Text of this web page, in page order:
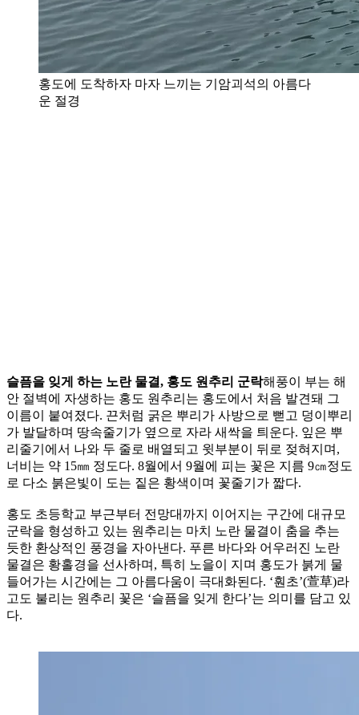
홍도에 도착하자 마자 느끼는 기암괴석의 아름다
운 절경
슬픔을 잊게 하는 노란 물결, 홍도 원추리 군락해풍이 부는 해
안 절벽에 자생하는 홍도 원추리는 홍도에서 처음 발견돼 그
이름이 붙여졌다. 끈처럼 굵은 뿌리가 사방으로 뻗고 덩이뿌리
가 발달하며 땅속줄기가 옆으로 자라 새싹을 틔운다. 잎은 뿌
리줄기에서 나와 두 줄로 배열되고 윗부분이 뒤로 젖혀지며,
너비는 약 15㎜ 정도다. 8월에서 9월에 피는 꽃은 지름 9㎝정도
로 다소 붉은빛이 도는 짙은 황색이며 꽃줄기가 짧다.
홍도 초등학교 부근부터 전망대까지 이어지는 구간에 대규모
군락을 형성하고 있는 원추리는 마치 노란 물결이 춤을 추는
듯한 환상적인 풍경을 자아낸다. 푸른 바다와 어우러진 노란
물결은 황홀경을 선사하며, 특히 노을이 지며 홍도가 붉게 물
들어가는 시간에는 그 아름다움이 극대화된다. ‘훤초’(萱草)라
고도 불리는 원추리 꽃은 ‘슬픔을 잊게 한다’는 의미를 담고 있
다.